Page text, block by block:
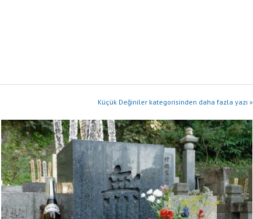
Küçük Değiniler kategorisinden daha fazla yazı »